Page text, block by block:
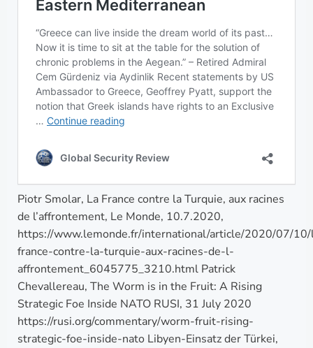
Piotr Smolar, La France contre la Turquie, aux racines
de l’affrontement, Le Monde, 10.7.2020,
https://www.lemonde.fr/international/article/2020/07/
france-contre-la-turquie-aux-racines-de-l-
affrontement_6045775_3210.html Patrick
Chevallereau, The Worm is in the Fruit: A Rising
Strategic Foe Inside NATO RUSI, 31 July 2020
https://rusi.org/commentary/worm-fruit-rising-
strategic-foe-inside-nato Libyen-Einsatz der Türkei,